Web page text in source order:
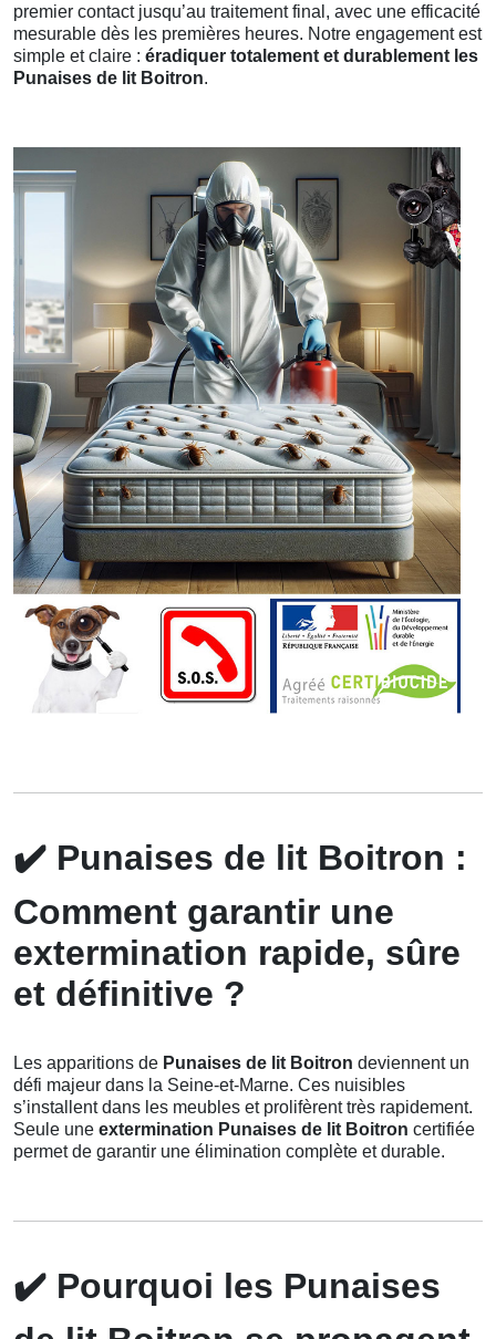
premier contact jusqu’au traitement final, avec une efficacité
mesurable dès les premières heures. Notre engagement est
simple et claire : éradiquer totalement et durablement les
Punaises de lit Boitron.
✔️ Punaises de lit Boitron :
Comment garantir une
extermination rapide, sûre
et définitive ?
Les apparitions de Punaises de lit Boitron deviennent un
défi majeur dans la Seine-et-Marne. Ces nuisibles
s’installent dans les meubles et prolifèrent très rapidement.
Seule une extermination Punaises de lit Boitron certifiée
permet de garantir une élimination complète et durable.
✔️ Pourquoi les Punaises